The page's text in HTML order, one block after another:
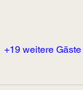
+19 weitere Gäste